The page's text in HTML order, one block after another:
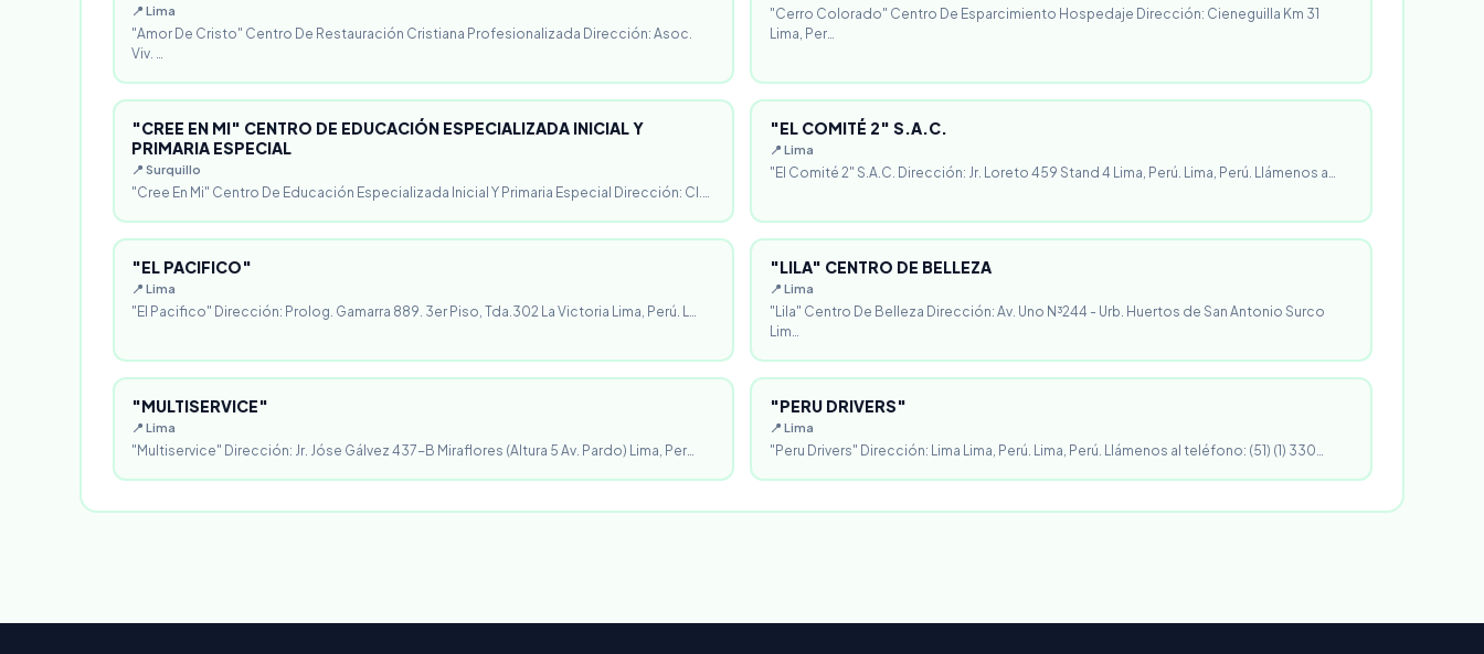
📍 Lima
"Amor De Cristo" Centro De Restauración Cristiana Profesionalizada Dirección: Asoc.
Viv. …
"Cerro Colorado" Centro De Esparcimiento Hospedaje Dirección: Cieneguilla Km 31
Lima, Per…
"CREE EN MI" CENTRO DE EDUCACIÓN ESPECIALIZADA INICIAL Y
PRIMARIA ESPECIAL
📍 Surquillo
"Cree En Mi" Centro De Educación Especializada Inicial Y Primaria Especial Dirección: Cl.…
"EL COMITÉ 2" S.A.C.
📍 Lima
"El Comité 2" S.A.C. Dirección: Jr. Loreto 459 Stand 4 Lima, Perú. Lima, Perú. Llámenos a…
"EL PACIFICO"
📍 Lima
"El Pacifico" Dirección: Prolog. Gamarra 889. 3er Piso, Tda.302 La Victoria Lima, Perú. L…
"LILA" CENTRO DE BELLEZA
📍 Lima
"Lila" Centro De Belleza Dirección: Av. Uno N³244 - Urb. Huertos de San Antonio Surco
Lim…
"MULTISERVICE"
📍 Lima
"Multiservice" Dirección: Jr. Jóse Gálvez 437-B Miraflores (Altura 5 Av. Pardo) Lima, Per…
"PERU DRIVERS"
📍 Lima
"Peru Drivers" Dirección: Lima Lima, Perú. Lima, Perú. Llámenos al teléfono: (51) (1) 330…